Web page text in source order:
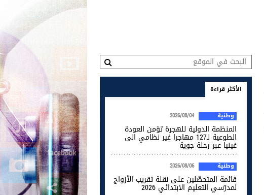
الأكثر قراءة
وطنية 2026/08/04
المنظمة الدولية للهجرة تؤمن العودة
الطوعية لـ127 مهاجرا غير نظامي الى
غينيا عبر رحلة جوية
وطنية 2026/08/06
قائمة المتحصّلين على نقلة تقريب الأزواج
لمدرّسي التعليم الابتدائي 2026